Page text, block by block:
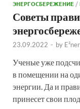
ЭНЕРГОСБЕРЕЖЕНИЕ /
Советы
23.09.2022 - by
Ученые уже
в помещении на
энергии. Да и
принесет свои